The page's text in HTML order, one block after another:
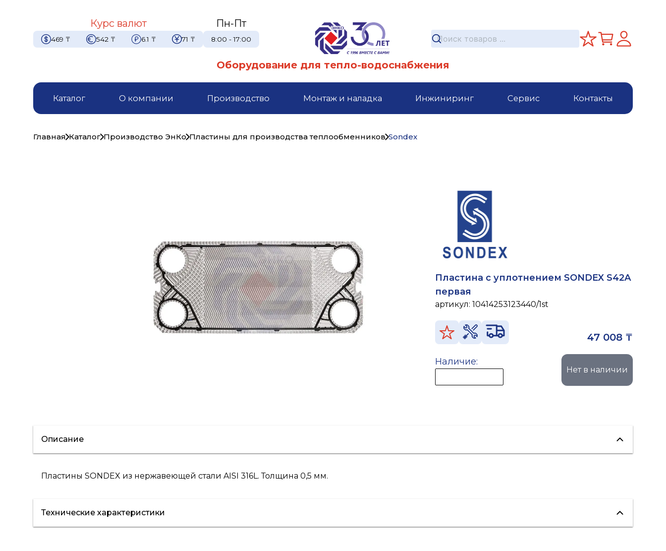
Курс валют
469 ₸ 542 ₸ 6.1 ₸ 71 ₸
Пн-Пт
8:00 - 17:00
Оборудование для тепло-водоснабжения
Каталог О компании Производство Монтаж и наладка Инжиниринг Сервис Контакты
Главная Каталог Производство ЭнКо Пластины для производства теплообменников Sondex
Пластина с уплотнением SONDEX S42A
первая
артикул: 10414253123440/1st
47 008 ₸
Наличие:
Нет в наличии
Описание
Пластины SONDEX из нержавеющей стали AISI 316L. Толщина 0,5 мм.
Технические характеристики